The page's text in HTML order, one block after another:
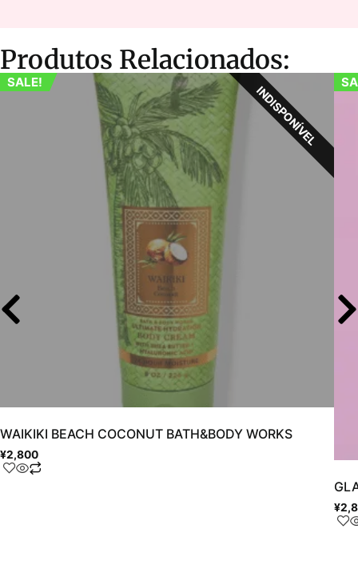
Produtos Relacionados:
SALE!
WAIKIKI BEACH COCONUT BATH&BODY WORKS
¥2,800
¥